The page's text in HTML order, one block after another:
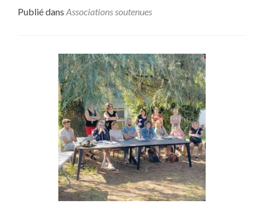
plus
:
Green
Link
soutient
CIMME
Publié dans Associations soutenues